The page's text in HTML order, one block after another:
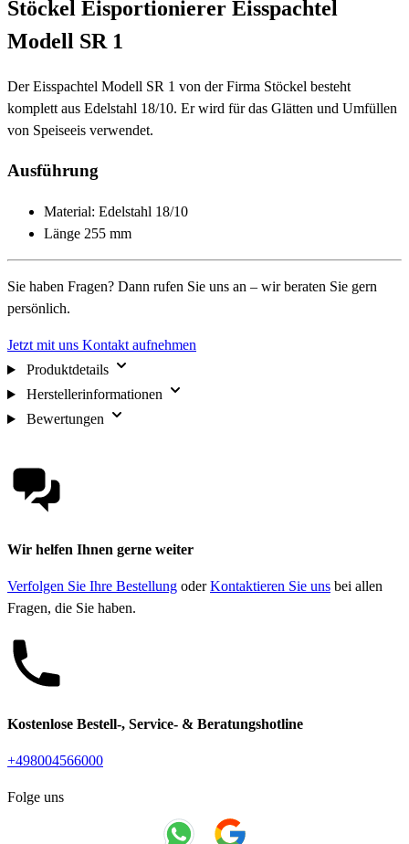
Stöckel Eisportionierer Eisspachtel
Modell SR 1
Der Eisspachtel Modell SR 1 von der Firma Stöckel besteht
komplett aus Edelstahl 18/10. Er wird für das Glätten und Umfüllen
von Speiseeis verwendet.
Ausführung
Material: Edelstahl 18/10
Länge 255 mm
Sie haben Fragen? Dann rufen Sie uns an – wir beraten Sie gern
persönlich.
Jetzt mit uns Kontakt aufnehmen
Produktdetails
Herstellerinformationen
Bewertungen
Wir helfen Ihnen gerne weiter
Verfolgen Sie Ihre Bestellung oderKontaktieren Sie uns bei allen
Fragen, die Sie haben.
Kostenlose Bestell-, Service- & Beratungshotline
+498004566000
Folge uns